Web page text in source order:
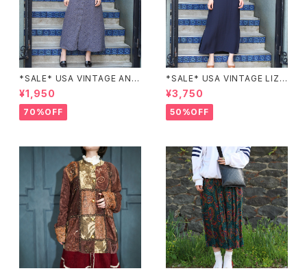
*SALE* USA VINTAGE ANN
EX HALF SLEEVE FLOWER
PATTERNED ONE PIECE/ア
メリカ古着半袖花柄ワンピース
¥1,950
70%OFF
*SALE* USA VINTAGE LIZ c
laiborne EMBROIDERY DES
IGN NAVY ONE PIECE/アメリ
カ古着刺繍デザインネイビーワ
ンピース
¥3,750
50%OFF